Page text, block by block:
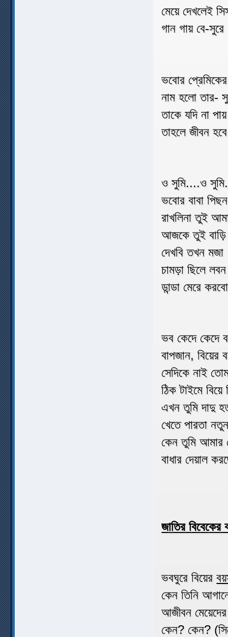
মেয়ে দেখলেই
গান গায় বে-
ভবোর
নাম হলো তার-
তাকে যদি না পায়
তাহলে জীবন
ও সুমি....ও
ভবোর বাবা
রাখলিনা তুই
আজকে তুই
দেখবি তখন মজা
চামড়া ছিলে
ডান্ডা মেরে
ভব কেদে কেদে
বাপজান, বিয়ের
সেদিকে নাই
ঠিক টাইমে বিয়ে
এখন তুমি দাদু
খেতে পারতা
কেন তুমি আমার
বাধার দেয়াল
জাতির
ভবঘুরে বিয়ের
কেন তিনি
আজীবন
কেন? কেন?